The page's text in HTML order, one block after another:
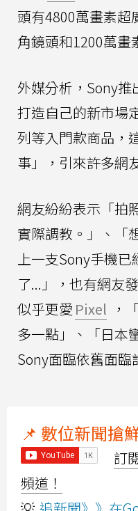
頭有4800萬畫素超
角鏡頭和1200萬畫
外媒分析，Sony
打造自己的新市場
列等入門款商品，
事」，引來許多網
網友紛紛表示「拍
實際調教。」、「
上一支Sony手機已
了...」，也有網友
似乎更愛 Pixel ，
多一點」、「日本
Sony面臨依舊面臨
📌 數位新聞搶
訂
頻道！